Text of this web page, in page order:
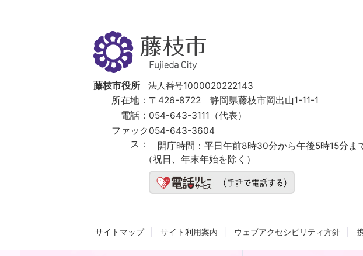
藤
枝
市
Fujieda
City
藤枝市役所
法人番号1000020222143
所在地： 〒426-8722 静岡県藤枝市岡出山1-11-1
電話： 054-643-3111（代表）
ファック
ス：
054-643-3604
開庁時間： 平日午前8時30分から午後5時15分ま
（祝日、年末年始を除く）
サイトマップ サイト利用案内 ウェブアクセシビリティ方針